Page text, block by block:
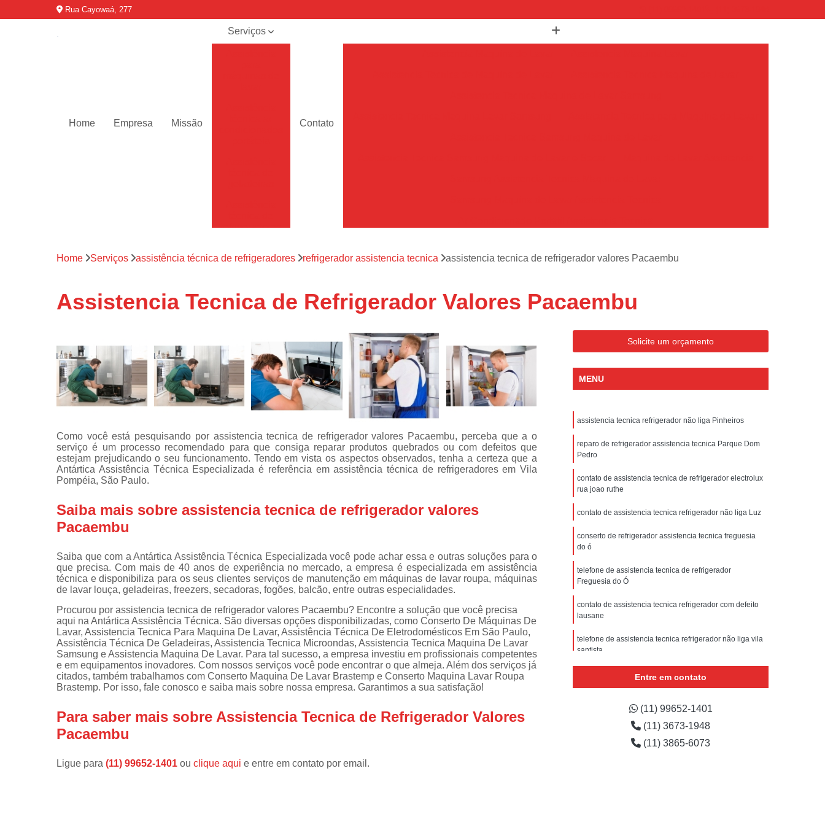
Rua Cayowaá, 277
Home Empresa Missão
Serviços
refrigeradores
técnica de
técnicas de
fogão
técnicas de
microondas
Conserto de
máquinas de
lavar
adega
Consertos de
geladeiras
expositoras
fogões
Instalações de
lava e seca
de fogão
Manutenções
em freezer
Contato
Assistencia Tecnica Ar Condicionado Portatil
Assistencia Tecnica Ar Condicionado Portatil Philco
Assistencia Tecnica de Ar Condicionado Portatil
Assistencia Tecnica de Ar Condicionado Portatil Philco
Assistencia Tecnica em Ar Condicionado Portatil
Assistencia Tecnica para Ar Condicionado Portatil
Assistencia Tecnica Electrolux Geladeira
Assistencia Tecnica Geladeira
Assistencia Tecnica Geladeira Electrolux
Assistencia Tecnica Resfriar Geladeira
Electrolux Assistencia Tecnica Geladeira
Geladeira Assistencia Tecnica
Geladeira Electrolux Assistencia Tecnica
Assistencia Tecnica de Refrigerador
Assistencia Tecnica Electrolux Refrigerador
Assistencia Tecnica Refrigerador
Assistencia Tecnica Refrigerador com Defeito
Assistencia Tecnica Refrigerador com Problema
Assistencia Tecnica Refrigerador Electrolux
Assistencia Tecnica Refrigerador Não Liga
Refrigerador Assistencia Tecnica
Refrigerador Electrolux Assistencia Tecnica
Assistencia Tecnica Lavadora Secadora Samsung
Assistencia Tecnica Maquina Secadora
Assistencia Tecnica Maquina Secadora de Roupa
Assistencia Tecnica Samsung Lavadora e Secadora
Assistencia Tecnica Secadora a Gas
Assistencia Tecnica Secadora de Roupa
Assistencia Tecnica Secadora Samsung
Home Serviços assistência técnica de refrigeradores refrigerador assistencia tecnica assistencia tecnica de refrigerador valores Pacaembu
Assistencia Tecnica de Refrigerador Valores Pacaembu
Como você está pesquisando por assistencia tecnica de refrigerador valores Pacaembu, perceba que a o
serviço é um processo recomendado para que consiga reparar produtos quebrados ou com defeitos que
estejam prejudicando o seu funcionamento. Tendo em vista os aspectos observados, tenha a certeza que a
Antártica Assistência Técnica Especializada é referência em assistência técnica de refrigeradores em Vila
Pompéia, São Paulo.
Saiba mais sobre assistencia tecnica de refrigerador valores
Pacaembu
Saiba que com a Antártica Assistência Técnica Especializada você pode achar essa e outras soluções para o
que precisa. Com mais de 40 anos de experiência no mercado, a empresa é especializada em assistência
técnica e disponibiliza para os seus clientes serviços de manutenção em máquinas de lavar roupa, máquinas
de lavar louça, geladeiras, freezers, secadoras, fogões, balcão, entre outras especialidades.
Procurou por assistencia tecnica de refrigerador valores Pacaembu? Encontre a solução que você precisa
aqui na Antártica Assistência Técnica. São diversas opções disponibilizadas, como Conserto De Máquinas De
Lavar, Assistencia Tecnica Para Maquina De Lavar, Assistência Técnica De Eletrodomésticos Em São Paulo,
Assistência Técnica De Geladeiras, Assistencia Tecnica Microondas, Assistencia Tecnica Maquina De Lavar
Samsung e Assistencia Maquina De Lavar. Para tal sucesso, a empresa investiu em profissionais competentes
e em equipamentos inovadores. Com nossos serviços você pode encontrar o que almeja. Além dos serviços já
citados, também trabalhamos com Conserto Maquina De Lavar Brastemp e Conserto Maquina Lavar Roupa
Brastemp. Por isso, fale conosco e saiba mais sobre nossa empresa. Garantimos a sua satisfação!
Para saber mais sobre Assistencia Tecnica de Refrigerador Valores
Pacaembu
Ligue para (11) 99652-1401 ou clique aqui e entre em contato por email.
Solicite um orçamento
MENU
assistencia tecnica refrigerador não liga Pinheiros
reparo de refrigerador assistencia tecnica Parque Dom
Pedro
contato de assistencia tecnica de refrigerador electrolux
rua joao ruthe
contato de assistencia tecnica refrigerador não liga Luz
conserto de refrigerador assistencia tecnica freguesia
do ó
telefone de assistencia tecnica de refrigerador
Freguesia do Ó
contato de assistencia tecnica refrigerador com defeito
lausane
telefone de assistencia tecnica refrigerador não liga vila
santista
refrigerador assistencia tecnica Cerqueira César
Entre em contato
(11) 99652-1401
(11) 3673-1948
(11) 3865-6073